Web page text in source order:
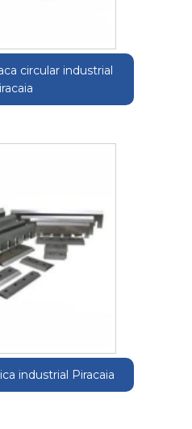
circular industrial
industrial Piracaia